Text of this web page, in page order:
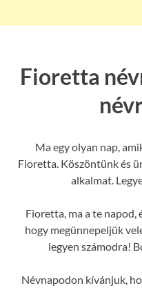
Fioretta
Ma egy olyan nap,
Fioretta. Köszöntünk és
alkalmat.
Fioretta, ma a te napod,
hogy megünnepeljük
legyen számodra!
Névnapodon kívánjuk,